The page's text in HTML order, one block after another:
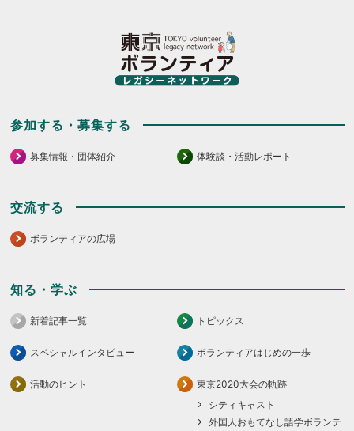
参加する・募集する
募集情報・団体紹介 体験談・活動レポート
交流する
ボランティアの広場
知る・学ぶ
新着記事一覧 トピックス
スペシャルインタビュー ボランティアはじめの一歩
活動のヒント
東京2020大会の軌跡
シティキャスト
外国人おもてなし語学ボランテ